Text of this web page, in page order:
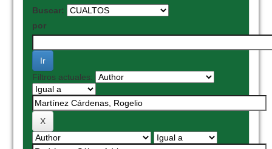
Buscar:
por
Filtros actuales: